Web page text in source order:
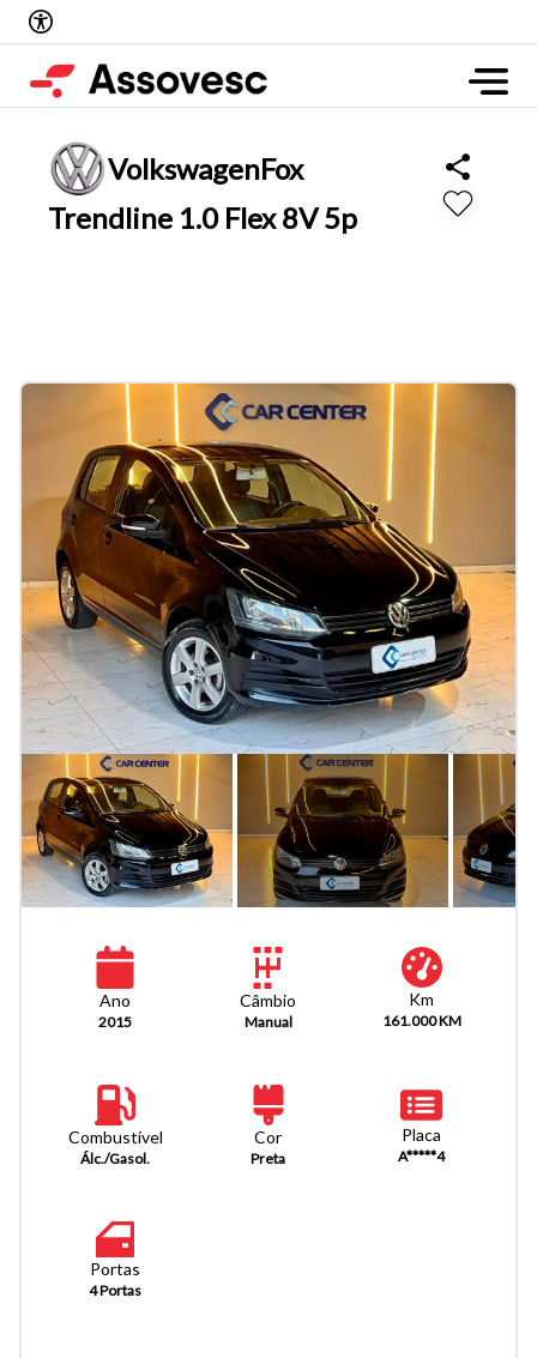
VolkswagenFox
Trendline 1.0 Flex 8V 5p
Ano
2015
Câmbio
Manual
Km
161.000 KM
Combustível
Álc./Gasol.
Cor
Preta
Placa
A*****4
Portas
4 Portas